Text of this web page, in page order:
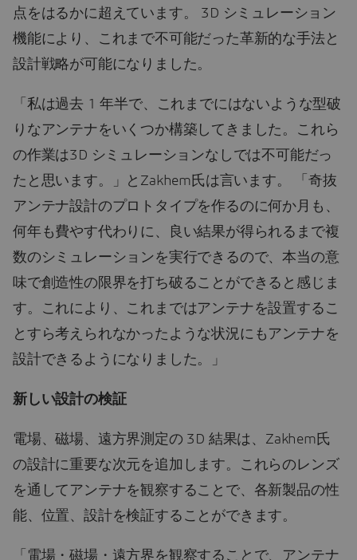
点をはるかに超えています。 3D シミュレーション
機能により、これまで不可能だった革新的な手法と
設計戦略が可能になりました。
「私は過去 1 年半で、これまでにはないような型破
りなアンテナをいくつか構築してきました。これら
の作業は3D シミュレーションなしでは不可能だっ
たと思います。」とZakhem氏は言います。 「奇抜
アンテナ設計のプロトタイプを作るのに何か月も、
何年も費やす代わりに、良い結果が得られるまで複
数のシミュレーションを実行できるので、本当の意
味で創造性の限界を打ち破ることができると感じま
す。これにより、これまではアンテナを設置するこ
とすら考えられなかったような状況にもアンテナを
設計できるようになりました。」
新しい設計の検証
電場、磁場、遠方界測定の 3D 結果は、Zakhem氏
の設計に重要な次元を追加します。これらのレンズ
を通してアンテナを観察することで、各新製品の性
能、位置、設計を検証することができます。
「電場・磁場・遠方界を観察することで、アンテナ